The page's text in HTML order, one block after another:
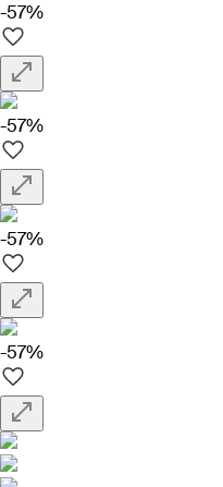
-57%
-57%
-57%
-57%